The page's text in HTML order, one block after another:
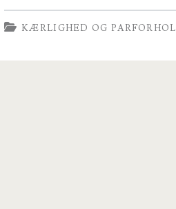
får
du
KÆRLIGHED OG